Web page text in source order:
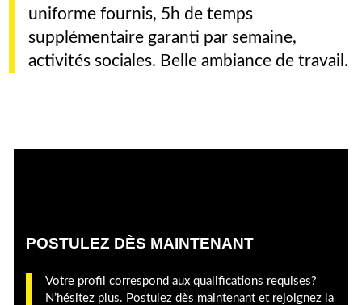
uniforme fournis, 5h de temps
supplémentaire garanti par semaine,
activités sociales. Belle ambiance de travail.
POSTULEZ DÈS MAINTENANT
Votre profil correspond aux qualifications requises?
N’hésitez plus. Postulez dès maintenant et rejoignez la